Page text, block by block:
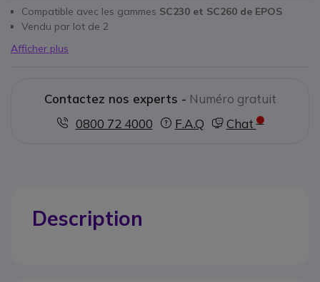
Compatible avec les gammes SC230 et SC260 de EPOS
Vendu par lot de 2
Afficher plus
Contactez nos experts - Numéro gratuit
0800 72 4000
F.A.Q Chat
Description